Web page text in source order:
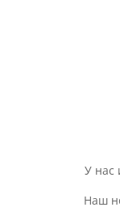
У нас
Наш